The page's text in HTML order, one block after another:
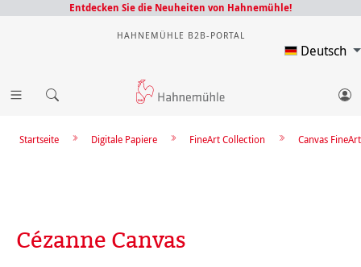
Entdecken Sie die Neuheiten von Hahnemühle!
HAHNEMÜHLE B2B-PORTAL
Deutsch
Canvas FineArt
FineArt Collection
Digitale Papiere
Startseite
Cézanne Canvas